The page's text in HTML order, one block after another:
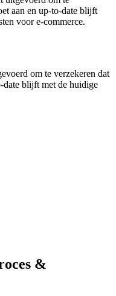
aan en up-to-date blijft
voor e-commerce.
om te verzekeren dat
date blijft met de huidige
&